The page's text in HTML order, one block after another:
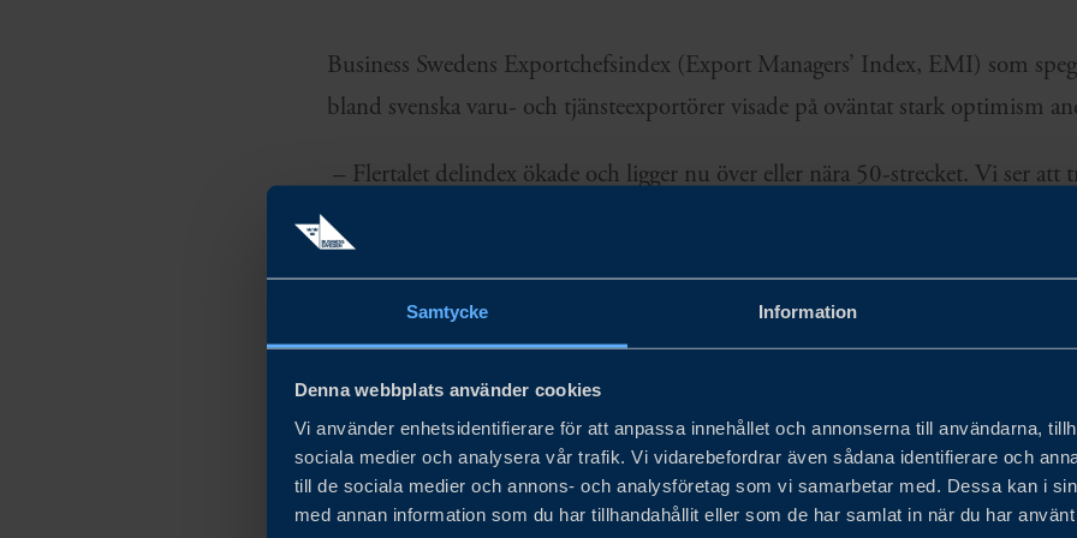
Samtycke Information
Denna webbplats använder cookies
Vi använder enhetsidentifierare för att anpassa innehållet och annonserna till användarna,
sociala medier och analysera vår trafik. Vi vidarebefordrar även sådana identifierare och
till de sociala medier och annons- och analysföretag som vi samarbetar med. Dessa kan i
med annan information som du har tillhandahållit eller som de har samlat in när du har
Business Swedens Exportchefsindex (Export Managers’ Index, EMI) som
bland svenska varu- och tjänsteexportörer visade på oväntat stark optimism
– Flertalet delindex ökade och ligger nu över eller nära 50-strecket. Vi ser att
tillväxtutsikter i världsekonomin har allt fler svenska exportföretag en
Sellgren, chefekonom på Business Sweden.
EMI ökade med 4,6 enheter till 52,2, från 47,6 första kvartalet. Det var
EMI nuläge steg med 2,4 enheter till 55,6. Samtidigt återhämtade sig EMI
delindex för de framåtblickande frågorna, med en uppgång på 6,8 enheter till
Mest utmärkande var de framåtblickande delindexen för exportförsäljning och